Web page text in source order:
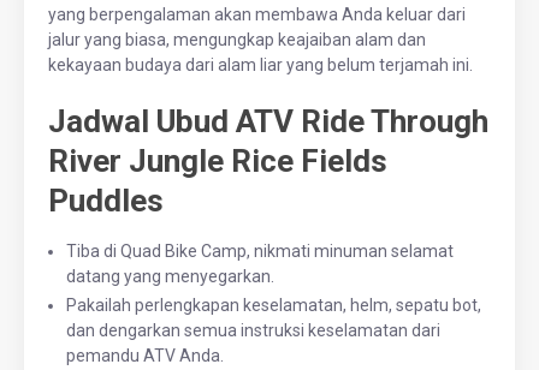
yang berpengalaman akan membawa Anda keluar dari
jalur yang biasa, mengungkap keajaiban alam dan
kekayaan budaya dari alam liar yang belum terjamah ini.
Jadwal Ubud ATV Ride Through
River Jungle Rice Fields
Puddles
Tiba di Quad Bike Camp, nikmati minuman selamat
datang yang menyegarkan.
Pakailah perlengkapan keselamatan, helm, sepatu bot,
dan dengarkan semua instruksi keselamatan dari
pemandu ATV Anda.